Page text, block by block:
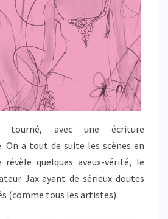
tourné, avec une écriture
On a tout de suite les scènes en
quelques aveux-vérité, le
Jax ayant de sérieux doutes
(comme tous les artistes).